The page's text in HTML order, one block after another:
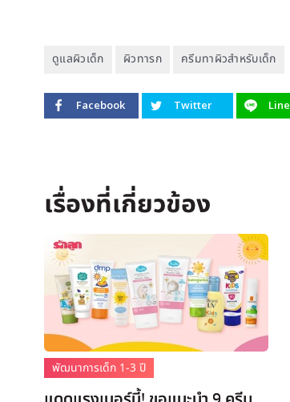
ดูแลผิวเด็ก ผิวทารก ครีมทาผิวสำหรับเด็ก
Facebook Twitter Line
พัฒนาการเด็ก 1-3 ปี